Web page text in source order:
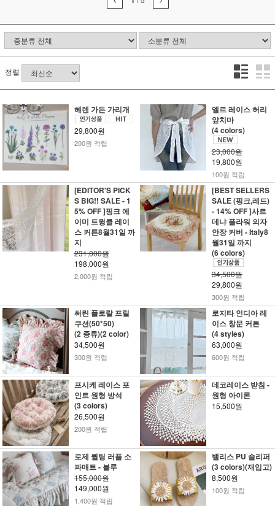
정렬
헤렌 가든 가리개
29,800원
200원 적립
엘르 레이스 허리
앞치마
(4 colors)
23,000원
19,800원
100원 적립
[EDITOR'S PICK
S BIG!! SALE - 1
5% OFF ]핑크 에
이미 트윙클 레이
스 커튼8월31일 까
지
231,000원
198,000원
2,000원 적립
[BEST SELLERS
SALE (핑크,레드)
- 14% OFF ]사르
데냐 플라워 의자
안장 커버 - Italy8
월31일 까지
(6 colors)
34,500원
29,800원
300원 적립
써린 플로랄 프릴
쿠션(50*50)
(2 종류)(2 color)
34,500원
300원 적립
로지타 인디아 레
이스 창문 커튼
(4 styles)
63,000원
600원 적립
프시케 레이스 포
인트 원형 방석
(3 colors)
26,500원
200원 적립
데코레이스 받침 -
원형 아이론
15,500원
로제 퀼팅 러플 소
파매트 - 블루
155,000원
149,000원
1,400원 적립
밸리스 PU 슬리퍼
(3 colors)(재입고)
8,500원
100원 적립